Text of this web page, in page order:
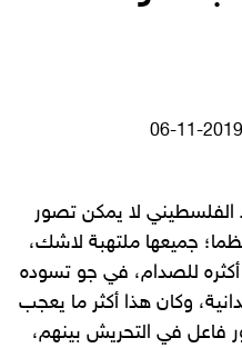
أرسل
2019-11-06
لا يمكن تصور
جميعها ملتهبة لاشك،
أكثره للصدام، في جو تسوده
وكان هذا أكثر ما يعجب
فاعل في التحريش بينهم،